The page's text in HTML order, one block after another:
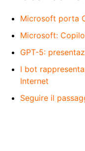
Microsoft porta
Microsoft:
GPT-5:
I bot
Internet
Seguire il